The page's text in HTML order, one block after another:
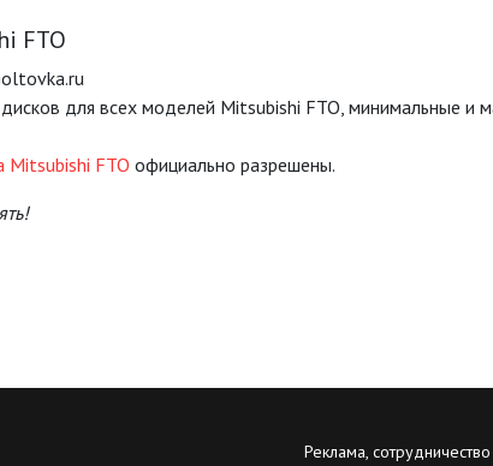
FTO
для всех моделей Mitsubishi FTO, минимальные и
Mitsubishi FTO официально разрешены.
Реклама, сотрудничество